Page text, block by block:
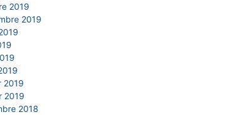
2019
2019
2019
2019
2018